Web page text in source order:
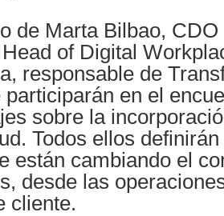
de Marta Bilbao,
of Digital
responsable de
participarán en el
sobre la
Todos ellos
están cambiando el
desde las
cliente.